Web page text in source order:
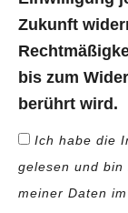
Zukunft
bis zum
berührt wird.
Ich habe die
gelesen und bin
meiner Daten